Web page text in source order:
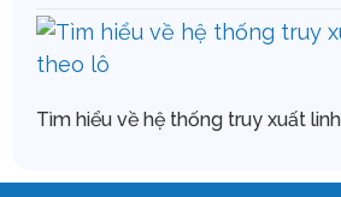
Tìm hiểu về hệ thống truy xuất